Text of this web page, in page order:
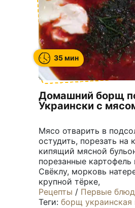
35 мин
Домашний борщ
Украински с
Мясо отварить в
остудить, порезать на
кипящий мясной
порезанные картофель
Свёклу, морковь
крупной тёрке,
Рецепты / Первые
Теги: борщ украинская